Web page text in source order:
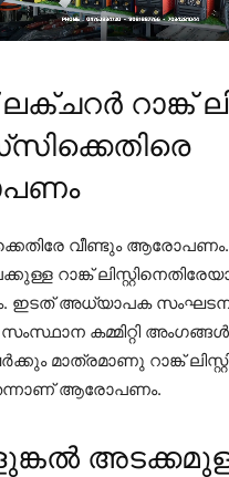
റാങ്ക്
വീണ്ടും
റാങ്ക്
ഇടത് അധ്യാപക
കമ്മിറ്റി
മാത്രമാണു റാങ്ക്
ആരോപണം.